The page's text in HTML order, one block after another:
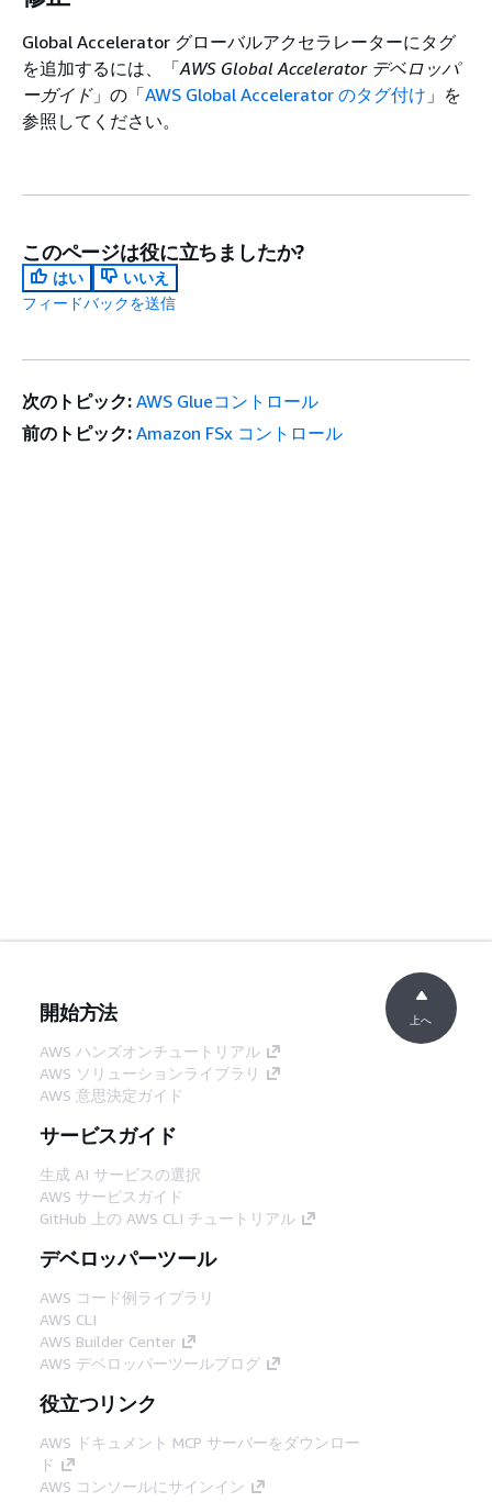
Global Accelerator グローバルアクセラレーターにタグ
を追加するには、「AWS Global Accelerator デベロッパ
ーガイド」の「AWS Global Accelerator のタグ付け 」を
参照してください。
このページは役に立ちましたか?
はい
いいえ
フィードバックを送信
次のトピック: AWS Glueコントロール
前のトピック: Amazon FSx コントロール
開始方法
AWS ハンズオンチュートリアル
AWS ソリューションライブラリ
AWS 意思決定ガイド
サービスガイド
生成 AI サービスの選択
AWS サービスガイド
GitHub 上の AWS CLI チュートリアル
デベロッパーツール
AWS コード例ライブラリ
AWS CLI
AWS Builder Center
AWS デベロッパーツールブログ
役立つリンク
AWS ドキュメント MCP サーバーをダウンロー
ド
AWS コンソールにサインイン
上へ